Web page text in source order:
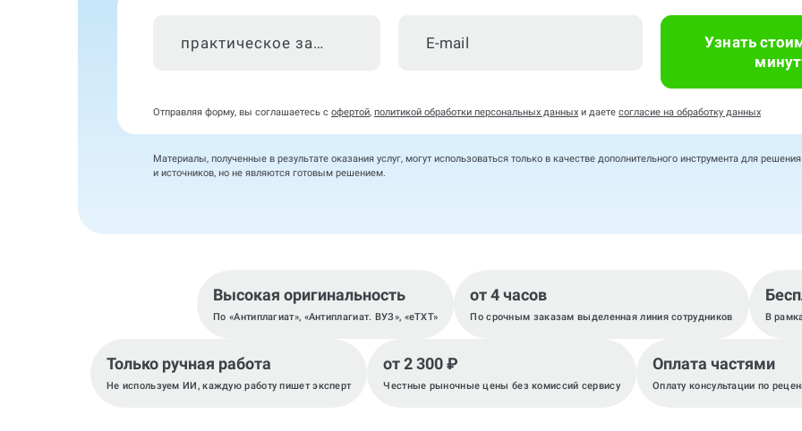
практическое задание
Узнать
Отправляя форму, вы соглашаетесь с офертой, политикой обработки персональных данных и даете согласие на обработку данных
Материалы, полученные в результате оказания услуг, могут использоваться только в качестве дополнительного инструмента для
и источников, но не являются готовым решением.
Высокая оригинальность
По «Антиплагиат», «Антиплагиат. ВУЗ», «eTXT»
от 4 часов
По срочным заказам выделенная линия сотрудников В
Только ручная работа
Не используем ИИ, каждую работу пишет эксперт
от 2 300 ₽
Честные рыночные цены без комиссий сервису
Оплата частями
Оплату консультации по